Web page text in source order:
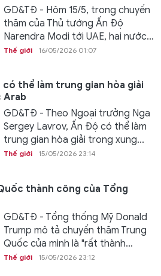
GD&TĐ - Hôm 15/5, trong chuyến
thăm của Thủ tướng Ấn Độ
Narendra Modi tới UAE, hai nước...
Thế giới 16/05/2026 01:07
thể làm trung gian hòa giải
Arab
GD&TĐ - Theo Ngoại trưởng Nga
Sergey Lavrov, Ấn Độ có thể làm
trung gian hòa giải trong xung...
Thế giới 15/05/2026 23:14
thành công của Tổng
GD&TĐ - Tổng thống Mỹ Donald
Trump mô tả chuyến thăm Trung
Quốc của mình là "rất thành...
Thế giới 15/05/2026 23:12